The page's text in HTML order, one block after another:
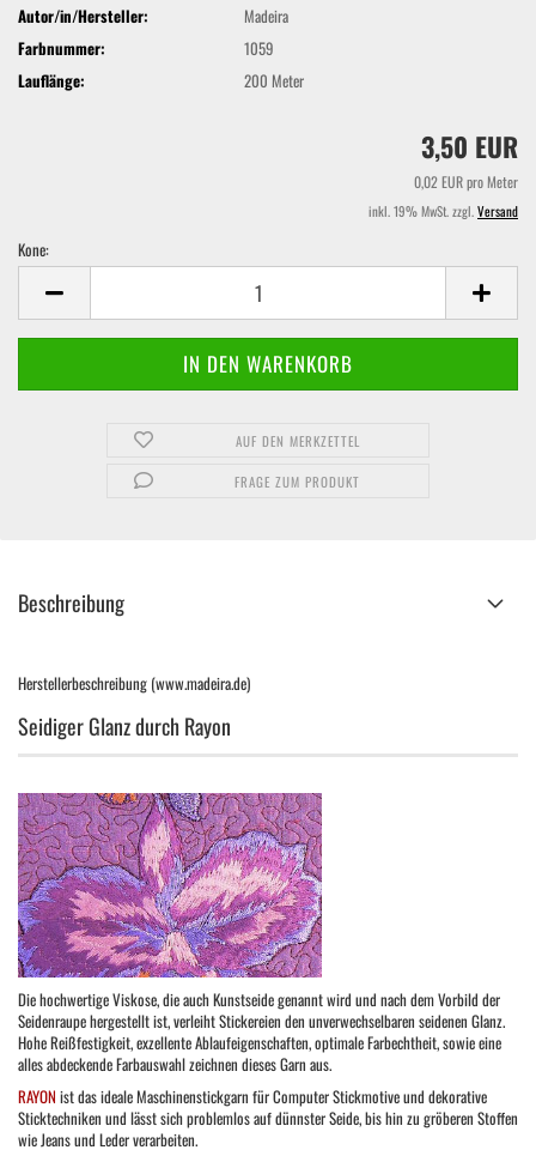
Autor/in/Hersteller:
Madeira
Farbnummer:
1059
Lauflänge:
200 Meter
3,50 EUR
0,02 EUR pro Meter
inkl. 19% MwSt. zzgl.Versand
Kone:
AUF DEN MERKZETTEL
FRAGE ZUM PRODUKT
Beschreibung
Herstellerbeschreibung (www.madeira.de)
Seidiger Glanz durch Rayon
Die hochwertige Viskose, die auch Kunstseide genannt wird und nach dem Vorbild der
Seidenraupe hergestellt ist, verleiht Stickereien den unverwechselbaren seidenen Glanz.
Hohe Reißfestigkeit, exzellente Ablaufeigenschaften, optimale Farbechtheit, sowie eine
alles abdeckende Farbauswahl zeichnen dieses Garn aus.
RAYON ist das ideale Maschinenstickgarn für Computer Stickmotive und dekorative
Sticktechniken und lässt sich problemlos auf dünnster Seide, bis hin zu gröberen Stoffen
wie Jeans und Leder verarbeiten.